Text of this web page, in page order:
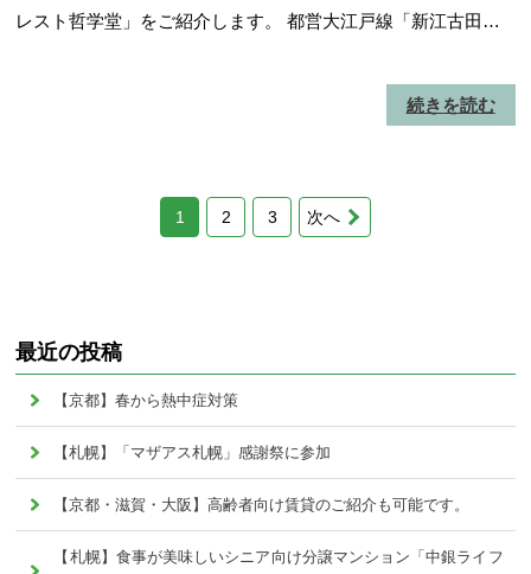
レスト哲学堂」をご紹介します。 都営大江戸線「新江古田…
続きを読む
1 2 3 次へ
最近の投稿
【京都】春から熱中症対策
【札幌】「マザアス札幌」感謝祭に参加
【京都・滋賀・大阪】高齢者向け賃貸のご紹介も可能です。
【札幌】食事が美味しいシニア向け分譲マンション「中銀ライフ